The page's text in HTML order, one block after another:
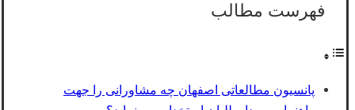
فهرست مطالب
پانسیون مطالعاتی اصفهان چه مشاورانی را جهت